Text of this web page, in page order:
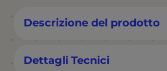
Descrizione del prodotto
Dettagli Tecnici